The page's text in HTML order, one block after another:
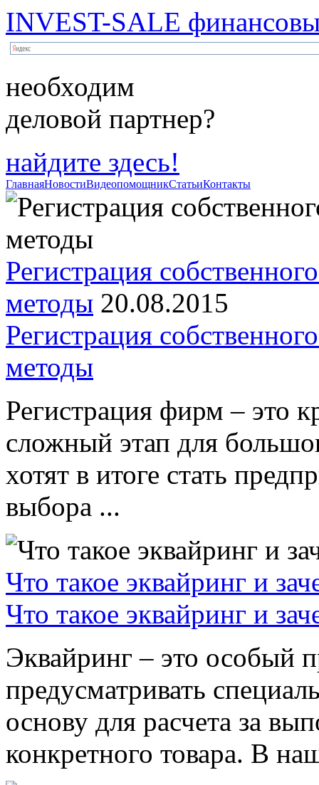
INVEST-SALE
необходим
деловой партнер?
найдите здесь!
ГлавнаяНовостиВидеопомощникСтатьиКонтакты
Регистрация
методы 20.08.2015
Регистрация
методы
Регистрация фирм – это
сложный этап для
хотят в итоге стать
выбора ...
Что такое эквайринг и
Что такое эквайринг и
Эквайринг – это особый
предусматривать
основу для расчета за
конкретного товара. В